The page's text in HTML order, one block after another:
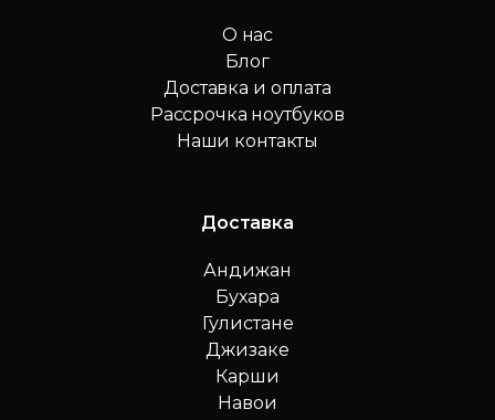
О нас
Блог
Доставка и оплата
Рассрочка ноутбуков
Наши контакты
Доставка
Андижан
Бухара
Гулистане
Джизаке
Карши
Навои